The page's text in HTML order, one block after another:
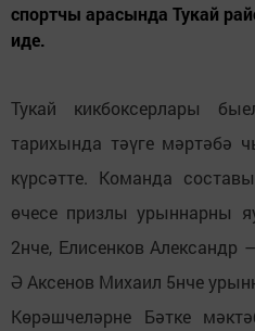
спортчы арасында Тукай
иде.
Тукай кикбоксерлары
тарихында тәүге мәртәбә
күрсәтте. Команда
өчесе призлы урыннарны
2нче, Елисенков Александр
Ә Аксенов Михаил 5нче
Көрәшчеләрне Бәтке